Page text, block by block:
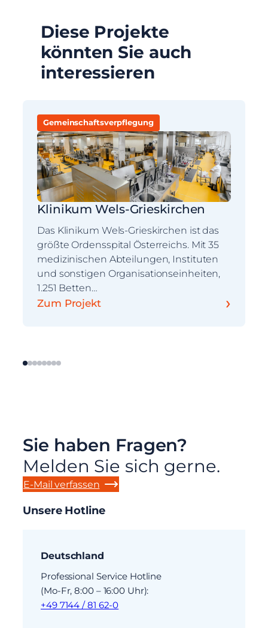
Diese Projekte
könnten Sie auch
interessieren
Gemeinschaftsverpflegung
Klinikum Wels-Grieskirchen
Das Klinikum Wels-Grieskirchen ist das
größte Ordensspital Österreichs. Mit 35
medizinischen Abteilungen, Instituten
und sonstigen Organisationseinheiten,
1.251 Betten…
Zum Projekt ›
Sie haben Fragen?
Melden Sie sich gerne.
E-Mail verfassen
Unsere Hotline
Deutschland
Professional Service Hotline
(Mo-Fr, 8:00 – 16:00 Uhr):
+49 7144 / 81 62-0